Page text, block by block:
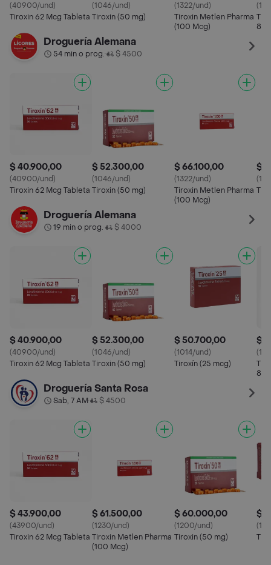
(40900/und)
Tiroxin 62 Mcg Tableta
(1046/und)
Tiroxin (50 mg)
(1322/und)
Tiroxin Metlen Pharma
(100 Mcg)
88
Droguería Alemana
54 min o prog.• $ 4500
$ 40.900,00
(40900/und)
Tiroxin 62 Mcg Tableta
$ 52.300,00
(1046/und)
Tiroxin (50 mg)
$ 66.100,00
(1322/und)
Tiroxin Metlen Pharma
(100 Mcg)
$
Droguería Alemana
19 min o prog.• $ 4000
$ 40.900,00
(40900/und)
Tiroxin 62 Mcg Tableta
$ 52.300,00
(1046/und)
Tiroxin (50 mg)
$ 50.700,00
(1014/und)
Tiroxín (25 mcg)
$
88
Droguería Santa Rosa
Sab, 7 AM• $ 4500
$ 43.900,00
(43900/und)
Tiroxin 62 Mcg Tableta
$ 61.500,00
(1230/und)
Tiroxin Metlen Pharma
(100 Mcg)
$ 60.000,00
(1200/und)
Tiroxin (50 mg)
$